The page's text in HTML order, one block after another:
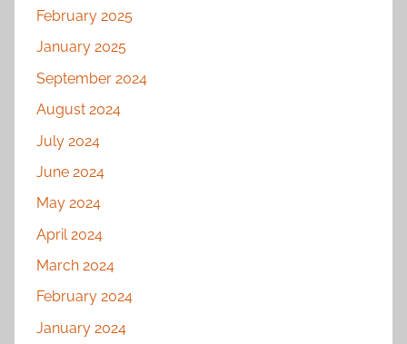
February 2025
January 2025
September 2024
August 2024
July 2024
June 2024
May 2024
April 2024
March 2024
February 2024
January 2024